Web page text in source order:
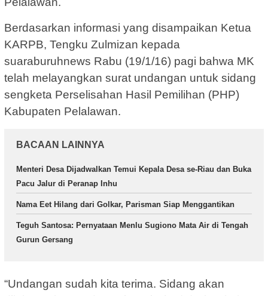
Berdasarkan informasi yang disampaikan Ketua
KARPB, Tengku Zulmizan kepada
suaraburuhnews Rabu (19/1/16) pagi bahwa MK
telah melayangkan surat undangan untuk sidang
sengketa Perselisahan Hasil Pemilihan (PHP)
Kabupaten Pelalawan.
BACAAN LAINNYA
Menteri Desa Dijadwalkan Temui Kepala Desa se-Riau dan Buka
Pacu Jalur di Peranap Inhu
Nama Eet Hilang dari Golkar, Parisman Siap Menggantikan
Teguh Santosa: Pernyataan Menlu Sugiono Mata Air di Tengah
Gurun Gersang
“Undangan sudah kita terima. Sidang akan